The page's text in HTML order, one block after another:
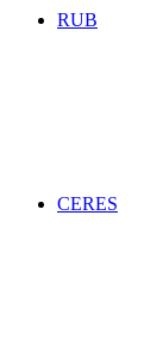
RUB
CERES